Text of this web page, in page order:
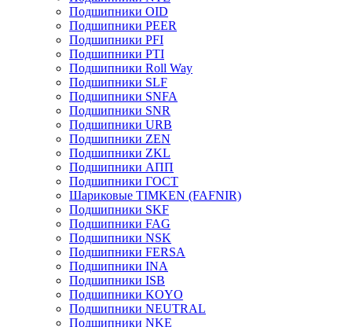
Подшипники OID
Подшипники PEER
Подшипники PFI
Подшипники PTI
Подшипники Roll Way
Подшипники SLF
Подшипники SNFA
Подшипники SNR
Подшипники URB
Подшипники ZEN
Подшипники ZKL
Подшипники АПП
Подшипники ГОСТ
Шариковые ТІMKEN (FAFNIR)
Подшипники SKF
Подшипники FAG
Подшипники NSK
Подшипники FERSA
Подшипники INA
Подшипники ISB
Подшипники KOYO
Подшипники NEUTRAL
Подшипники NKE